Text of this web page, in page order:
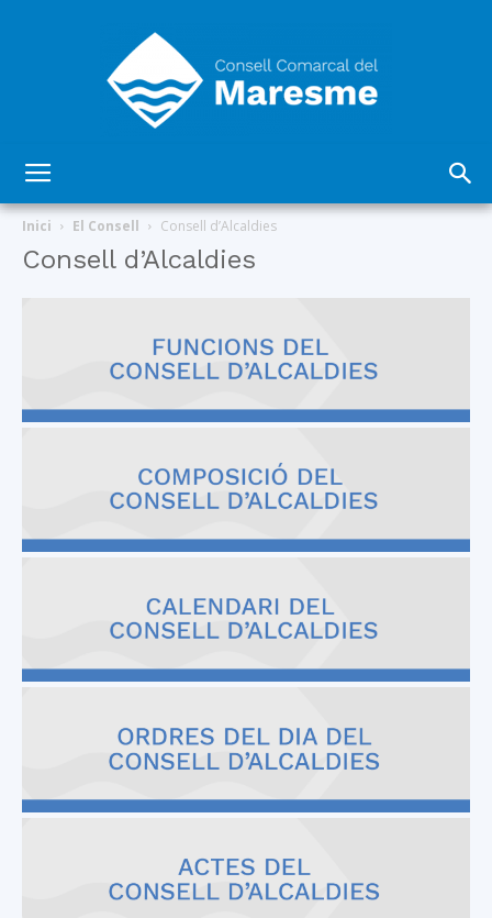
Maresme
Inici El Consell Consell d’Alcaldies
Consell d’Alcaldies